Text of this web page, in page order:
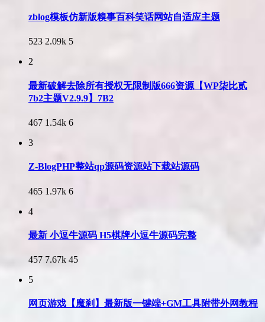
zblog模板仿新版糗事百科笑话网站自适应主题
523 2.09k 5
2
最新破解去除所有授权无限制版666资源【WP柒比贰
7b2主题V2.9.9】7B2
467 1.54k 6
3
Z-BlogPHP整站qp源码资源站下载站源码
465 1.97k 6
4
最新 小逗牛源码 H5棋牌小逗牛源码完整
457 7.67k 45
5
网页游戏【魔刹】最新版一键端+GM工具附带外网教程